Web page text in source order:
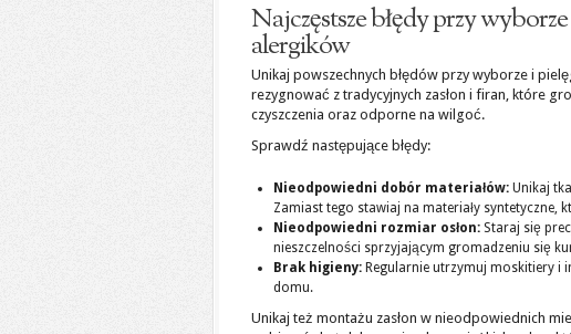
Najczęstsze błędy przy
alergików
Unikaj powszechnych błędów przy wyborze i
rezygnować z tradycyjnych zasłon i firan, które
czyszczenia oraz odporne na wilgoć.
Sprawdź następujące błędy:
Nieodpowiedni dobór materiałów: Unikaj
Zamiast tego stawiaj na materiały syntetyczne,
Nieodpowiedni rozmiar osłon: Staraj się
nieszczelności sprzyjającym gromadzeniu się
Brak higieny: Regularnie utrzymuj moskitiery i
domu.
Unikaj też montażu zasłon w nieodpowiednich